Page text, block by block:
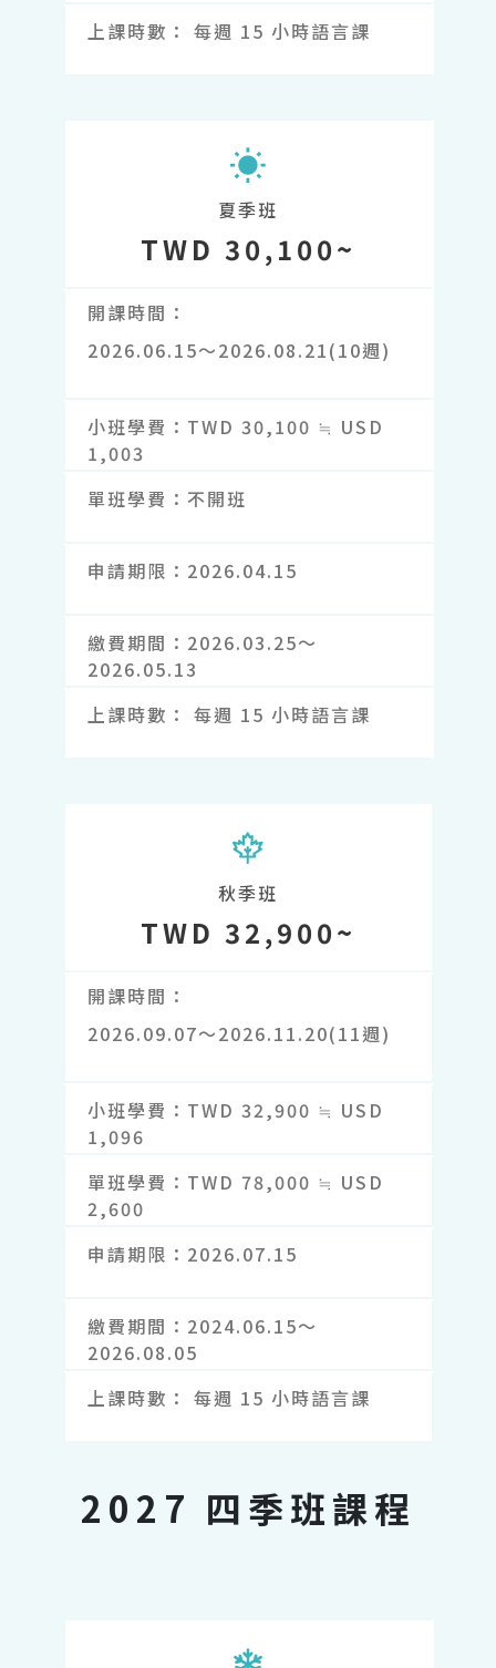
上課時數
每週 15 小時語言課
夏季班
TWD 30,100~
開課時間
2026.06.15～2026.08.21(10週)
小班學費
TWD 30,100 ≒ USD
1,003
單班學費
不開班
申請期限 2026.04.15
繳費期間
2026.03.25～
2026.05.13
上課時數
每週 15 小時語言課
秋季班
TWD 32,900~
開課時間
2026.09.07～2026.11.20(11週)
小班學費
TWD 32,900 ≒ USD
1,096
單班學費
TWD 78,000 ≒ USD
2,600
申請期限
2026.07.15
繳費期間
2024.06.15～
2026.08.05
上課時數
每週 15 小時語言課
2027 四季班課程